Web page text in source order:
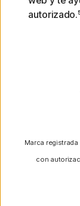
Marca registrada
con